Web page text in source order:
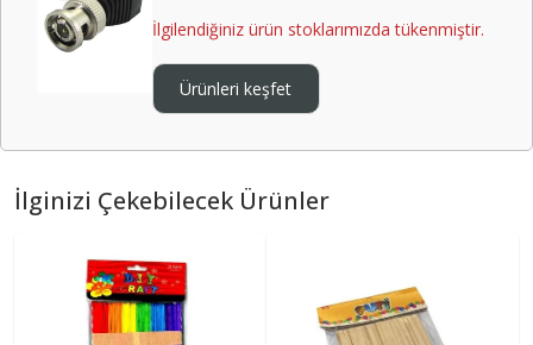
İlgilendiğiniz ürün stoklarımızda tükenmiştir.
Ürünleri keşfet
İlginizi Çekebilecek Ürünler